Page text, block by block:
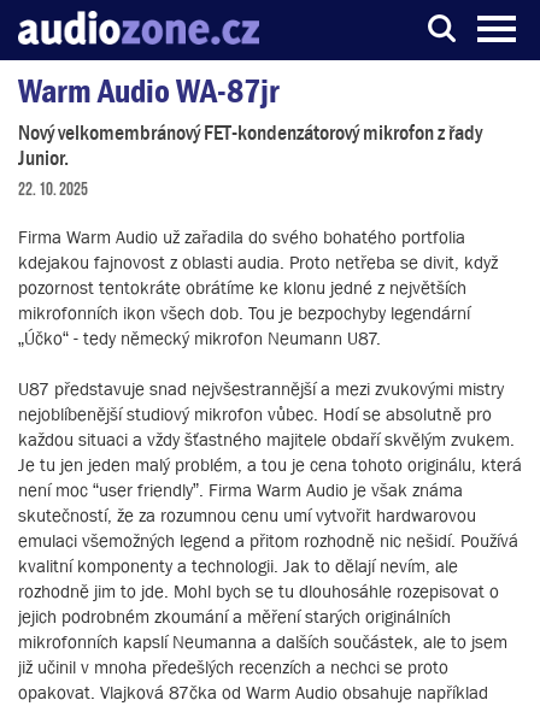
Server o digitálním zpracování zvuku
Warm Audio WA-87jr
Nový velkomembránový FET-kondenzátorový mikrofon z řady
Junior.
22. 10. 2025
Firma Warm Audio už zařadila do svého bohatého portfolia
kdejakou fajnovost z oblasti audia. Proto netřeba se divit, když
pozornost tentokráte obrátíme ke klonu jedné z největších
mikrofonních ikon všech dob. Tou je bezpochyby legendární
„Účko“ - tedy německý mikrofon Neumann U87.
U87 představuje snad nejvšestrannější a mezi zvukovými mistry
nejoblíbenější studiový mikrofon vůbec. Hodí se absolutně pro
každou situaci a vždy šťastného majitele obdaří skvělým zvukem.
Je tu jen jeden malý problém, a tou je cena tohoto originálu, která
není moc “user friendly”. Firma Warm Audio je však známa
skutečností, že za rozumnou cenu umí vytvořit hardwarovou
emulaci všemožných legend a přitom rozhodně nic nešidí. Používá
kvalitní komponenty a technologii. Jak to dělají nevím, ale
rozhodně jim to jde. Mohl bych se tu dlouhosáhle rozepisovat o
jejich podrobném zkoumání a měření starých originálních
mikrofonních kapslí Neumanna a dalších součástek, ale to jsem
již učinil v mnoha předešlých recenzích a nechci se proto
opakovat. Vlajková 87čka od Warm Audio obsahuje například